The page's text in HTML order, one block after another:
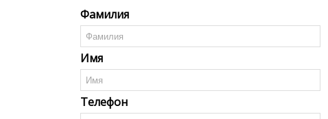
Фамилия
Имя
Телефон